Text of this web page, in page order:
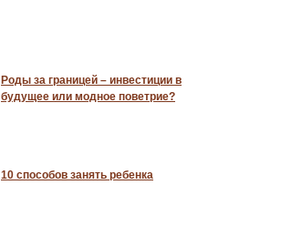
Роды за границей – инвестиции в
будущее или модное поветрие?
10 способов занять ребенка